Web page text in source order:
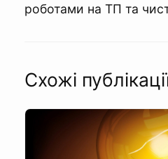
роботами на ТП та
Схожі